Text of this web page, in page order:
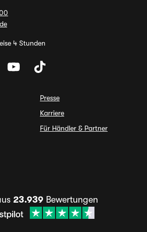
4 Stunden
Presse
Karriere
Für Händler & Partner
23.939 Bewertungen